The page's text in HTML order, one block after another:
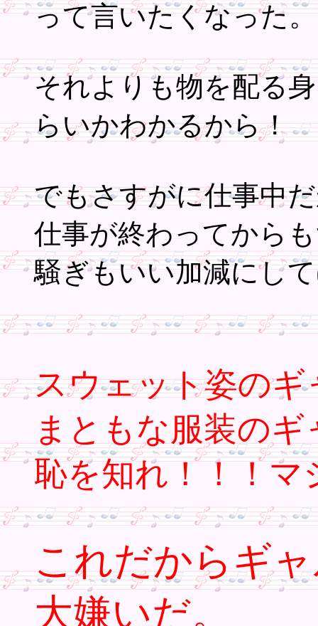
って言いたくなった。
それよりも物を配る
らいかわかるから！
でもさすがに仕事中
仕事が終わってから
騒ぎもいい加減にし
スウェット姿のギ
まともな服装のギ
恥を知れ！！！マ
これだからギ
大嫌いだ。